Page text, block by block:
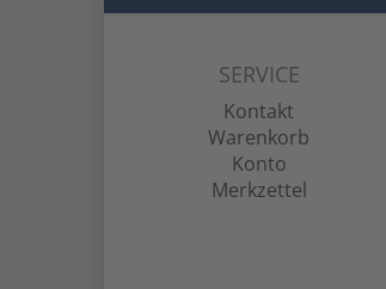
SERVICE
Kontakt
Warenkorb
Konto
Merkzettel